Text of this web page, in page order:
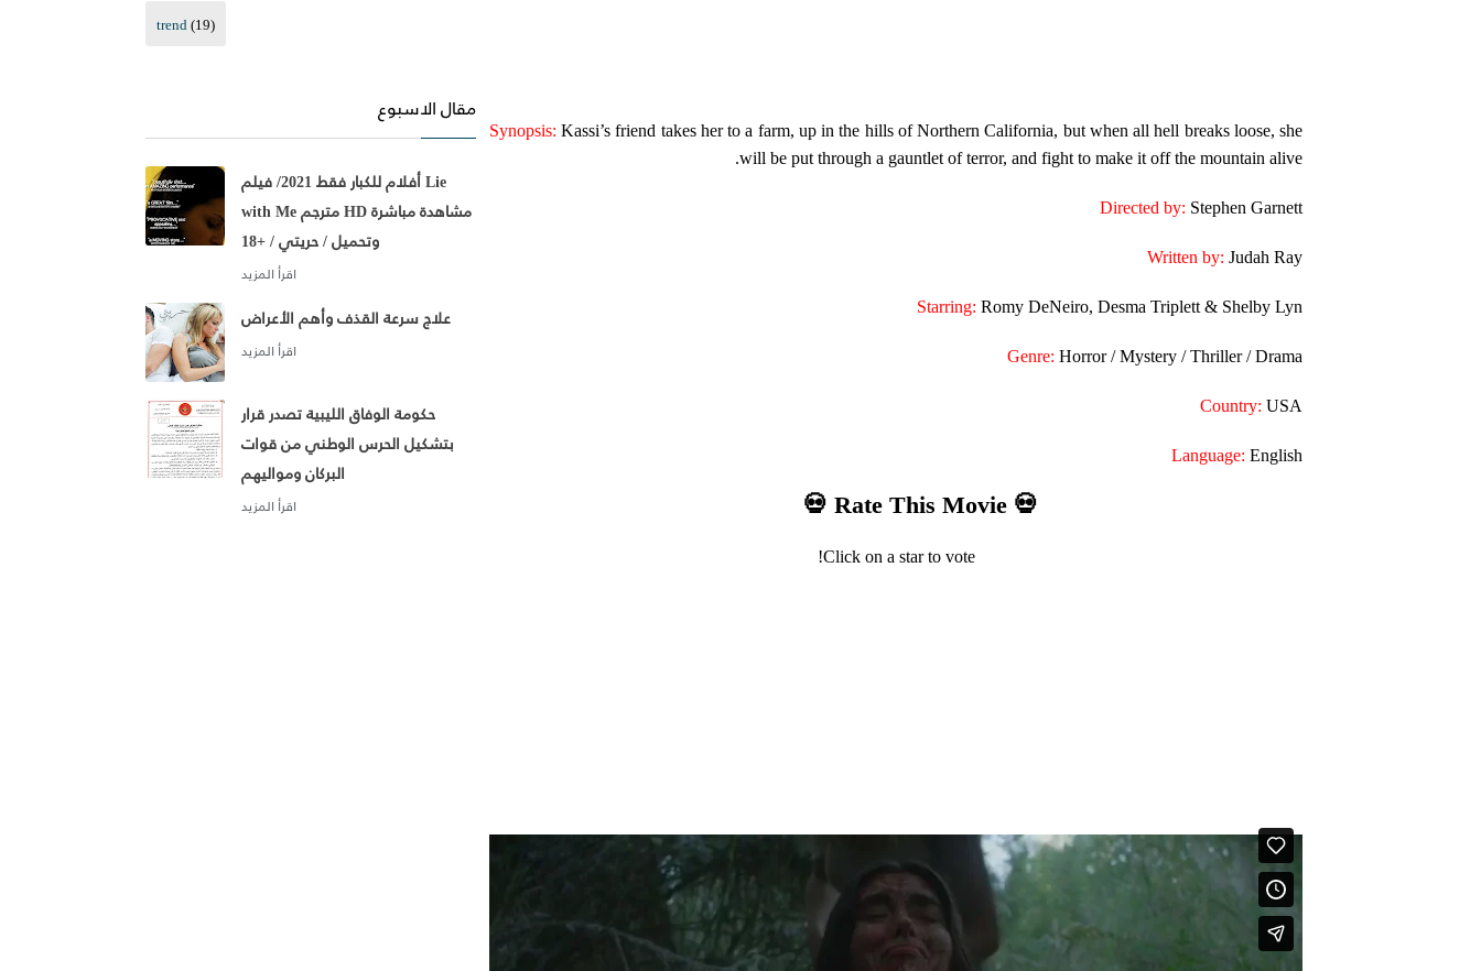
Synopsis:Kassi’s friend takes her to a farm, up in the hills of Northern California, but when all hell breaks loose, she
will be put through a gauntlet of terror, and fight to make it off the mountain alive.
Directed by:Stephen Garnett
Written by:Judah Ray
Starring:Romy DeNeiro, Desma Triplett & Shelby Lyn
Genre:Horror / Mystery / Thriller / Drama
Country:USA
Language:English
💀 Rate This Movie 💀
Click on a star to vote!
trend(19)
مقال الاسبوع
أفلام للكبار فقط 2021/ فيلم Lie
with Me مترجم HD مشاهدة مباشرة
وتحميل / حريتي / +18
علاج سرعة القذف وأهم الأعراض
حكومة الوفاق الليبية تصدر قرار
بتشكيل الحرس الوطني من قوات
البركان ومواليهم